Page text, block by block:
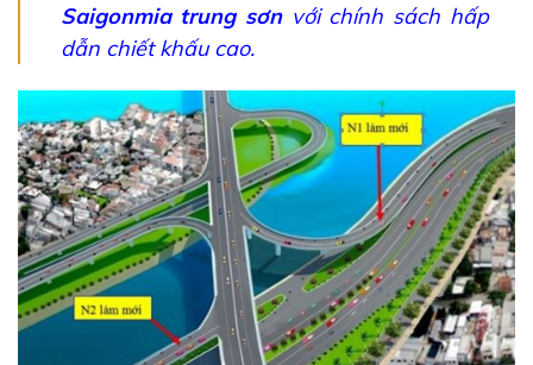
Saigonmia trung sơn với chính sách hấp
dẫn chiết khấu cao.